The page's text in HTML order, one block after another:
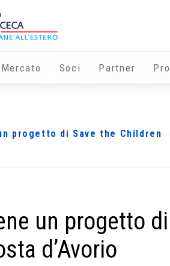
Soci Partner
progetto di Save the Children
un progetto
d’Avorio